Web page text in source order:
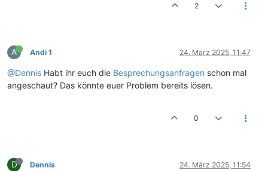
2
A Andi 1 24. März 2025, 11:47
@Dennis Habt ihr euch die Besprechungsanfragen schon mal
angeschaut? Das könnte euer Problem bereits lösen.
0
D Dennis 24. März 2025, 11:54